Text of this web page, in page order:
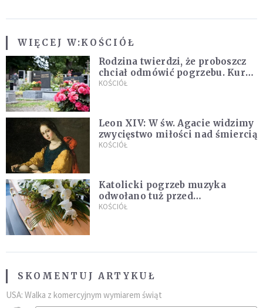
WIĘCEJ W:KOŚCIÓŁ
Rodzina twierdzi, że proboszcz
chciał odmówić pogrzebu. Kuria
zapowiada wyjaśnienia
KOŚCIÓŁ
Leon XIV: W św. Agacie widzimy
zwycięstwo miłości nad śmiercią
KOŚCIÓŁ
Katolicki pogrzeb muzyka
odwołano tuż przed
uroczystością. Powodem była
KOŚCIÓŁ
SKOMENTUJ ARTYKUŁ
USA: Walka z komercyjnym wymiarem świąt